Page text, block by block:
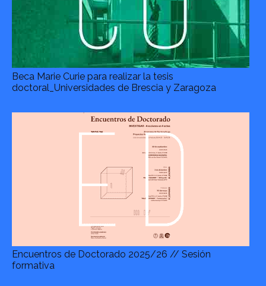
Beca Marie Curie para realizar la tesis
doctoral_Universidades de Brescia y Zaragoza
Encuentros de Doctorado 2025/26 // Sesión
formativa